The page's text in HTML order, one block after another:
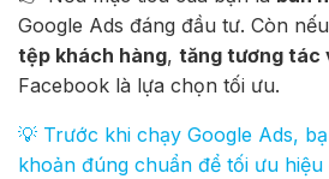
Google Ads đáng đầu tư. Còn
tệp khách hàng, tăng tương tác
Facebook là lựa chọn tối ưu.
💡 Trước khi chạy Google Ads,
khoản đúng chuẩn để tối ưu